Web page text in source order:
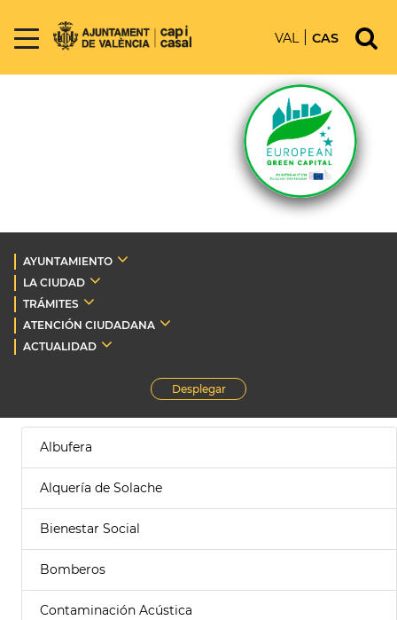
VAL CAS
AYUNTAMIENTO
LA CIUDAD
TRÁMITES
ATENCIÓN CIUDADANA
ACTUALIDAD
Desplegar
Albufera
Alquería de Solache
Bienestar Social
Bomberos
Contaminación Acústica